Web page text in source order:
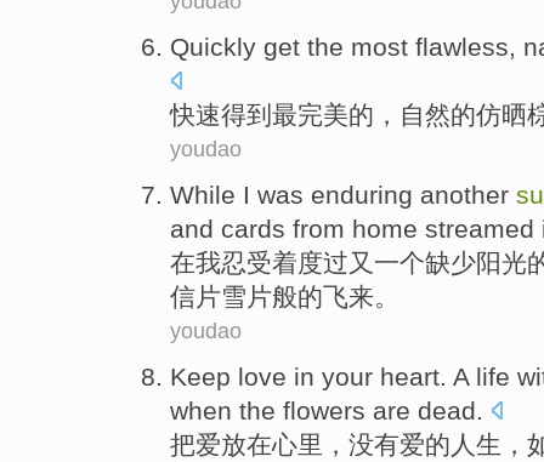
Quickly get the most flawless,
快速得到 最完美的 ，自然的仿晒
youdao
While I was enduring another
and cards from home streamed
在我忍受着度过又一个缺少阳光
信片雪片般的飞来。
youdao
Keep love in your heart . A life
when the flowers are dead
把爱放在心里 ， 没有爱的 人生 ，